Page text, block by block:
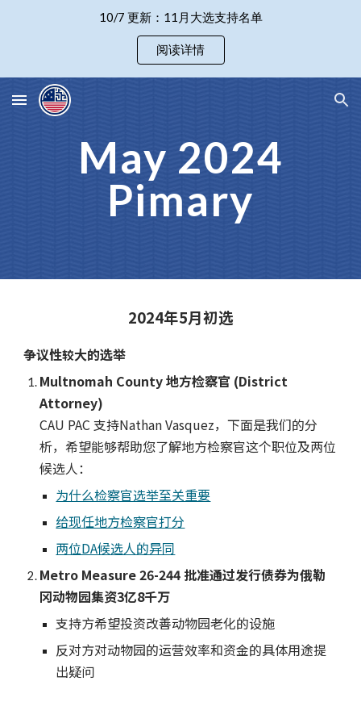
10/7 更新：11月大选支持名单
阅读详情
May 2024
Pimary
2024年5月初选
争议性较大的选举
Multnomah County 地方检察官 (District
Attorney)
CAU PAC 支持Nathan Vasquez，下面是我们的分
析，希望能够帮助您了解地方检察官这个职位及两位
候选人：
为什么检察官选举至关重要
给现任地方检察官打分
两位DA候选人的异同
Metro Measure 26-244 批准通过发行债券为俄勒
冈动物园集资3亿8千万
支持方希望投资改善动物园老化的设施
反对方对动物园的运营效率和资金的具体用途提
出疑问